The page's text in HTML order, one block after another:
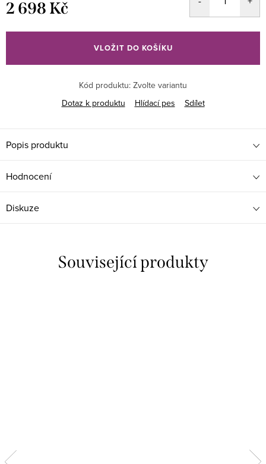
2 698 Kč
cena:
VLOŽIT DO KOŠÍKU
Kód produktu: Zvolte variantu
Dotaz k produktu
Hlídací pes Sdílet
Popis produktu
Hodnocení
Diskuze
Související produkty